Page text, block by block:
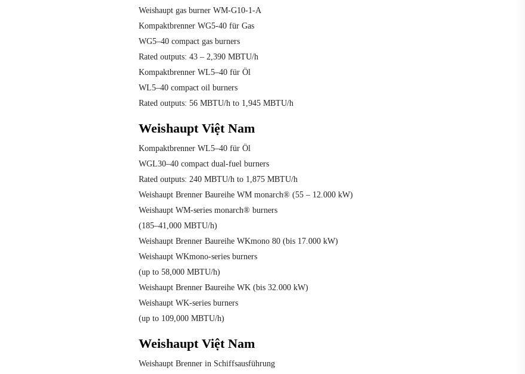
Weishaupt gas burner WM-G10-1-A
Kompaktbrenner WG5-40 für Gas
WG5–40 compact gas burners
Rated outputs: 43 – 2,390 MBTU/h
Kompaktbrenner WL5–40 für Öl
WL5–40 compact oil burners
Rated outputs: 56 MBTU/h to 1,945 MBTU/h
Weishaupt Việt Nam
Kompaktbrenner WL5–40 für Öl
WGL30–40 compact dual-fuel burners
Rated outputs: 240 MBTU/h to 1,875 MBTU/h
Weishaupt Brenner Baureihe WM monarch® (55 – 12.000 kW)
Weishaupt WM-series monarch® burners
(185–41,000 MBTU/h)
Weishaupt Brenner Baureihe WKmono 80 (bis 17.000 kW)
Weishaupt WKmono-series burners
(up to 58,000 MBTU/h)
Weishaupt Brenner Baureihe WK (bis 32.000 kW)
Weishaupt WK-series burners
(up to 109,000 MBTU/h)
Weishaupt Việt Nam
Weishaupt Brenner in Schiffsausführung